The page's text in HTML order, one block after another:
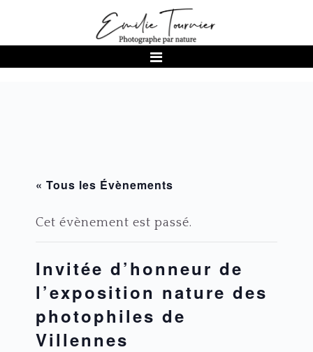
navigation
principal
de
« Tous les Évènements
Cet évènement est passé.
Invitée d’honneur de
l’exposition nature des
photophiles de
Villennes